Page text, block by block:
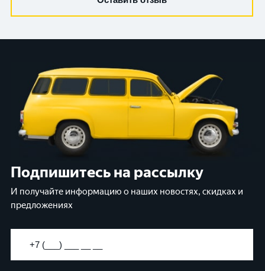
Подпишитесь на рассылку
И получайте информацию о наших новостях, скидках и
предложениях